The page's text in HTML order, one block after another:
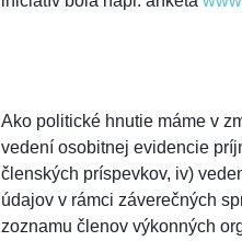
Ako politické hnutie máme v
vedení osobitnej evidencie
členských príspevkov, iv)
údajov v rámci záverečných
zoznamu členov výkonných